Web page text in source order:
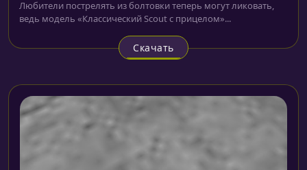
Любители пострелять из болтовки теперь могут ликовать,
ведь модель «Классический Scout с прицелом»...
Скачать